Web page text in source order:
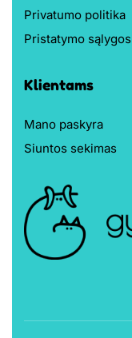
Privatumo politika
Pristatymo sąlygos
Klientams
Mano paskyra
Siuntos sekimas